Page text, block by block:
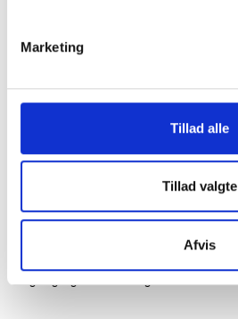
Marketing
Tillad alle
Tillad valgte
Afvis
Læs mere om instituttet
SE OGSÅ
Videncenter for Folkeoplysning
Persondatapolitik